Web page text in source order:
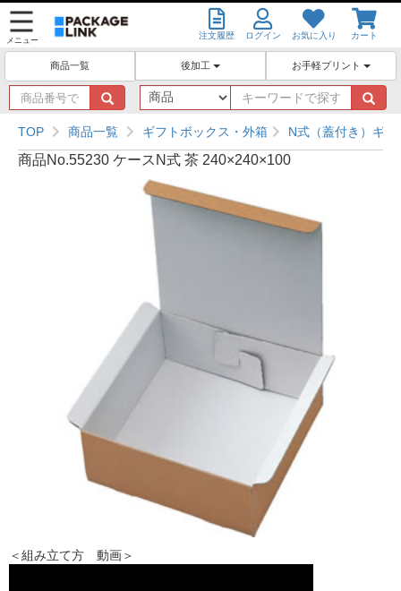
メニュー 注文履歴 ログイン お気に入り カート
商品一覧 後加工 お手軽プリント
商
品
番
号
で
キ
ー
ワ
ー
ド
す
TOP 商品一覧 ギフトボックス・外箱 N式（蓋付き）ギ
商品No.55230 ケースN式 茶 240×240×100
＜組み立て方 動画＞